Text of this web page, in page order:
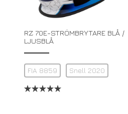
RZ 70E-STRÖMBRYTARE BLÅ /
LJUSBLÅ
FIA 8859 Snell 2020